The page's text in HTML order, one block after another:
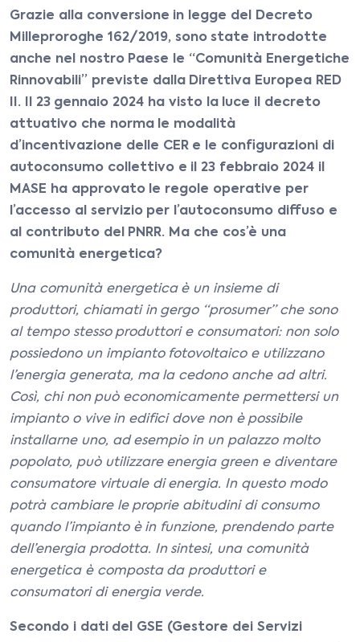
Grazie alla conversione in legge del Decreto
Milleproroghe 162/2019, sono state introdotte
anche nel nostro Paese le “Comunità Energetiche
Rinnovabili” previste dalla Direttiva Europea RED
II. Il 23 gennaio 2024 ha visto la luce il decreto
attuativo che norma le modalità
d’incentivazione delle CER e le configurazioni di
autoconsumo collettivo e il 23 febbraio 2024 il
MASE ha approvato le regole operative per
l’accesso al servizio per l’autoconsumo diffuso e
al contributo del PNRR. Ma che cos’è una
comunità energetica?
Una comunità energetica è un insieme di
produttori, chiamati in gergo “prosumer” che sono
al tempo stesso produttori e consumatori: non solo
possiedono un impianto fotovoltaico e utilizzano
l’energia generata, ma la cedono anche ad altri.
Così, chi non può economicamente permettersi un
impianto o vive in edifici dove non è possibile
installarne uno, ad esempio in un palazzo molto
popolato, può utilizzare energia green e diventare
consumatore virtuale di energia. In questo modo
potrà cambiare le proprie abitudini di consumo
quando l’impianto è in funzione, prendendo parte
dell’energia prodotta. In sintesi, una comunità
energetica è composta da produttori e
consumatori di energia verde.
Secondo i dati del GSE (Gestore dei Servizi